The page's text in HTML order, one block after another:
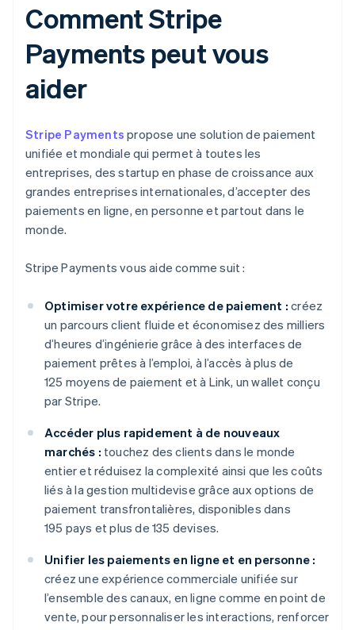
Comment Stripe
Payments peut vous
aider
Stripe Payments propose une solution de paiement
unifiée et mondiale qui permet à toutes les
entreprises, des startup en phase de croissance aux
grandes entreprises internationales, d’accepter des
paiements en ligne, en personne et partout dans le
monde.
Stripe Payments vous aide comme suit :
Optimiser votre expérience de paiement : créez
un parcours client fluide et économisez des milliers
d’heures d’ingénierie grâce à des interfaces de
paiement prêtes à l’emploi, à l’accès à plus de
125 moyens de paiement et à Link, un wallet conçu
par Stripe.
Accéder plus rapidement à de nouveaux
marchés : touchez des clients dans le monde
entier et réduisez la complexité ainsi que les coûts
liés à la gestion multidevise grâce aux options de
paiement transfrontalières, disponibles dans
195 pays et plus de 135 devises.
Unifier les paiements en ligne et en personne :
créez une expérience commerciale unifiée sur
l’ensemble des canaux, en ligne comme en point de
vente, pour personnaliser les interactions, renforcer